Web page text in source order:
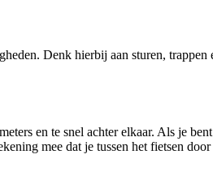
Denk hierbij aan sturen,
en te snel achter elkaar. Als je
mee dat je tussen het fietsen